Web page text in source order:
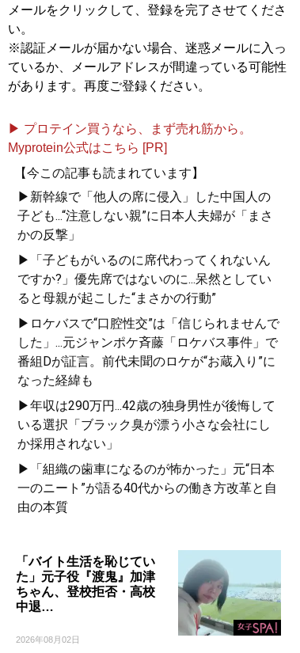
メールをクリックして、登録を完了させてくださ
い。
※認証メールが届かない場合、迷惑メールに入っ
ているか、メールアドレスが間違っている可能性
があります。再度ご登録ください。
▶ プロテイン買うなら、まず売れ筋から。
Myprotein公式はこちら [PR]
【今この記事も読まれています】
▶新幹線で「他人の席に侵入」した中国人の
子ども...“注意しない親”に日本人夫婦が「まさ
かの反撃」
▶「子どもがいるのに席代わってくれないん
ですか?」優先席ではないのに...呆然としてい
ると母親が起こした“まさかの行動”
▶ロケバスで“口腔性交”は「信じられませんで
した」...元ジャンポケ斉藤「ロケバス事件」で
番組Dが証言。前代未聞のロケが“お蔵入り”に
なった経緯も
▶年収は290万円...42歳の独身男性が後悔して
いる選択「ブラック臭が漂う小さな会社にし
か採用されない」
▶「組織の歯車になるのが怖かった」元“日本
一のニート”が語る40代からの働き方改革と自
由の本質
「バイト生活を恥じてい
た」元子役『渡鬼』加津
ちゃん、登校拒否・高校
中退…
2026年08月02日